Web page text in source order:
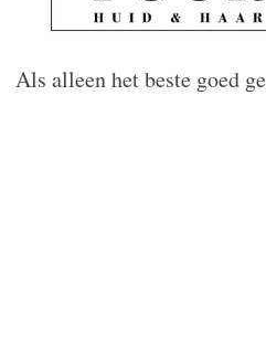
Als alleen het beste goed